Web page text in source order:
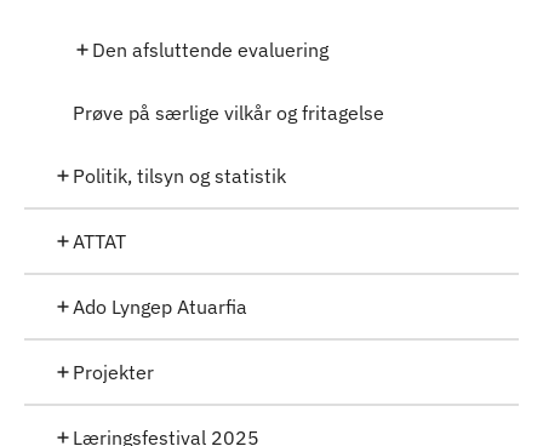
Den afsluttende evaluering
Prøve på særlige vilkår og fritagelse
Politik, tilsyn og statistik
ATTAT
Ado Lyngep Atuarfia
Projekter
Læringsfestival 2025